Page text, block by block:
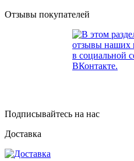
Отзывы покупателей
Подписывайтесь на нас
Доставка